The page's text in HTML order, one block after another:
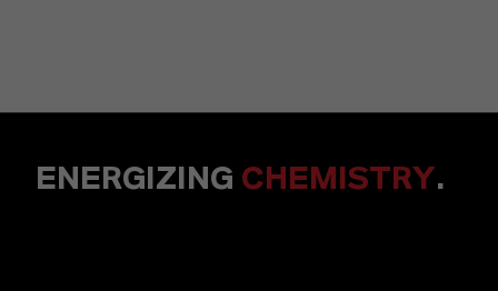
ENERGIZING CHEMISTRY.